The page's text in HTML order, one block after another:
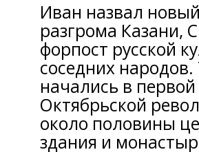
Иван назвал
разгрома Казани,
форпост русской
соседних
начались в
Октябрьской
около половины
здания и